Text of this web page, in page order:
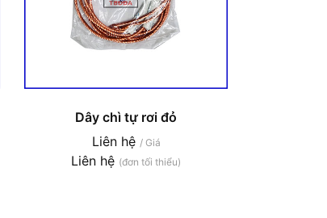
Dây chì tự rơi đỏ
Liên hệ / Giá
Liên hệ (đơn tối thiểu)